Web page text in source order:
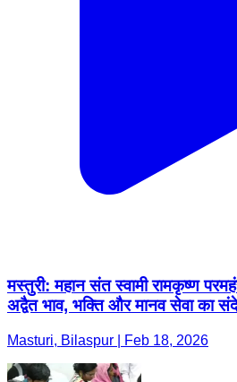
मस्तुरी: महान संत स्वामी रामकृष्ण
अद्वैत भाव, भक्ति और मानव सेवा का
Masturi, Bilaspur | Feb 18, 2026